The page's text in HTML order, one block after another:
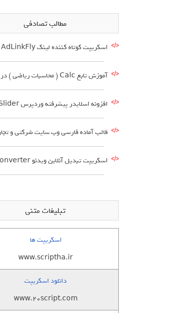
مطالب تصادفی
اسکریپت کوتاه کننده لینک AdLinkFly نسخه 1.0
آموزش تابع Calc ( محاسبات ریاضی ) در Css3
افزونه اسلایدر پیشرفته وردپرس Master Slider
قالب آماده فارسی وب سایت شرکتی و
اسکریپت تبدیل آنلاین ویدئو Video Converter
تبلیغات متنی
اسکریپت ها
www.scriptha.ir
دانلود اسکریپت
www.20script.com